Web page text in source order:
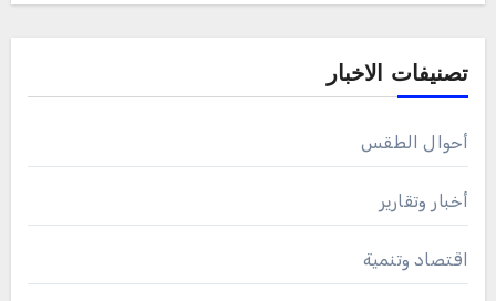
تصنيفات الاخبار
أحوال الطقس
أخبار وتقارير
اقتصاد وتنمية